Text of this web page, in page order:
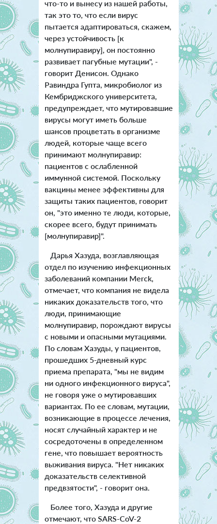
что-то и вынесу из нашей работы,
так это то, что если вирус
пытается адаптироваться, скажем,
через устойчивость [к
молнупиравиру], он постоянно
развивает пагубные мутации", -
говорит Денисон. Однако
Равиндра Гупта, микробиолог из
Кембриджского университета,
предупреждает, что мутировавшие
вирусы могут иметь больше
шансов процветать в организме
людей, которые чаще всего
принимают молнупиравир:
пациентов с ослабленной
иммунной системой. Поскольку
вакцины менее эффективны для
защиты таких пациентов, говорит
он, "это именно те люди, которые,
скорее всего, будут принимать
[молнупиравир]".
Дарья Хазуда, возглавляющая
отдел по изучению инфекционных
заболеваний компании Merck,
отмечает, что компания не видела
никаких доказательств того, что
люди, принимающие
молнупиравир, порождают вирусы
с новыми и опасными мутациями.
По словам Хазуды, у пациентов,
прошедших 5-дневный курс
приема препарата, "мы не видим
ни одного инфекционного вируса",
не говоря уже о мутировавших
вариантах. По ее словам, мутации,
возникающие в процессе лечения,
носят случайный характер и не
сосредоточены в определенном
гене, что повышает вероятность
выживания вируса. "Нет никаких
доказательств селективной
предвзятости", - говорит она.
Более того, Хазуда и другие
отмечают, что SARS-CoV-2